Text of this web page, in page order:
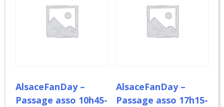
AlsaceFanDay –
Passage asso 10h45-
AlsaceFanDay –
Passage asso 17h15-